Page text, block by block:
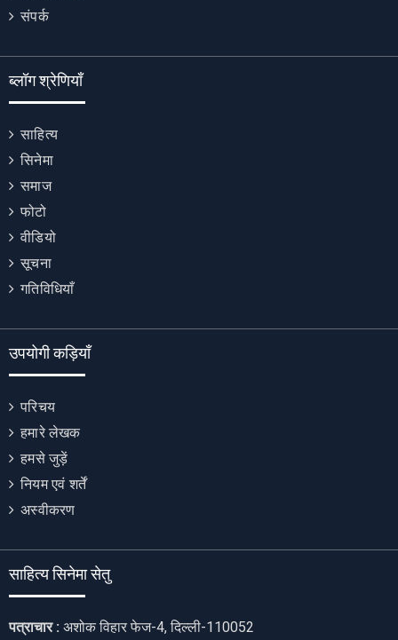
संपर्क
ब्लॉग श्रेणियाँ
साहित्य
सिनेमा
समाज
फोटो
वीडियो
सूचना
गतिविधियाँ
उपयोगी कड़ियाँ
परिचय
हमारे लेखक
हमसे जुड़ें
नियम एवं शर्तें
अस्वीकरण
साहित्य सिनेमा सेतु
पत्राचार : अशोक विहार फेज-4, दिल्ली-110052